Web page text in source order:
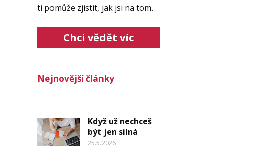
ti pomůže zjistit, jak jsi na tom.
Chci vědět víc
Nejnovější články
Když už nechceš
být jen silná
25.5.2026